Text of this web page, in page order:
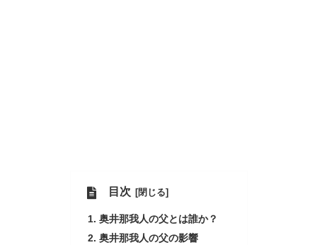
目次
奥井那我人の父とは誰か？
奥井那我人の父の影響